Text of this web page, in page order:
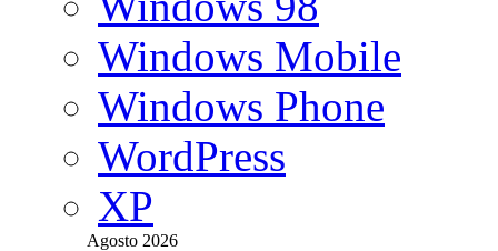
Windows Mobile
Windows Phone
WordPress
XP
Agosto 2026